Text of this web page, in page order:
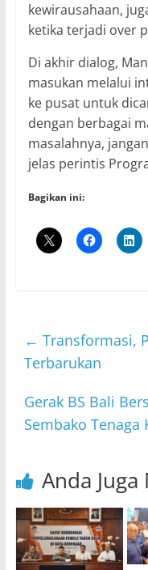
kewirausahaan,
ketika terjadi over
Di akhir dialog,
masukan melalui
ke pusat untuk
dengan berbagai
masalahnya,
jelas perintis
Bagikan ini:
← Transformasi,
Terbarukan
Gerak BS Bali
Sembako Tenaga
Anda